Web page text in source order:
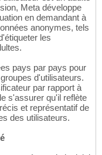
Meta développe
en demandant à
anonymes, tels
les
pays par pays pour
d'utilisateurs.
par rapport à
s'assurer qu'il reflète
et représentatif de
des utilisateurs.